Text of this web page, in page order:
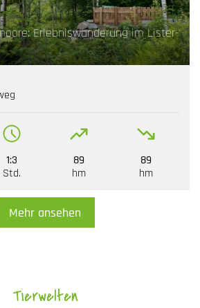
Erlebniswanderung im Lister-
1:3
Std.
89
hm
89
hm
Mehr ansehen
Tierwelten